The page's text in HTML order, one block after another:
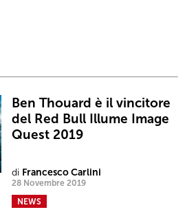
Ben Thouard è il vincitore
del Red Bull Illume Image
Quest 2019
di Francesco Carlini
28 Novembre 2019
NEWS